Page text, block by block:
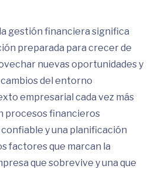
gestión financiera significa
preparada para crecer de
nuevas oportunidades y
del entorno
empresarial cada vez más
procesos financieros
y una planificación
factores que marcan la
que sobrevive y una que